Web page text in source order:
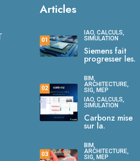
Articles
01
IAO, CALCULS,
SIMULATION
Siemens fait
progresser les.
02
BIM,
ARCHITECTURE,
SIG, MEP
IAO, CALCULS,
SIMULATION
Carbonz mise
sur la.
03
BIM,
ARCHITECTURE,
SIG, MEP